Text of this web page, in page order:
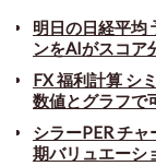
明日の日経平均
ンをAIがスコア
FX 福利計算 シ
数値とグラフで
シラーPER チャ
期バリュエーシ